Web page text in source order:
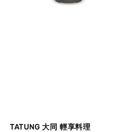
TATUNG 大同 輕享料理